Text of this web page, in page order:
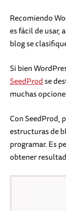
Recomiendo
es fácil de usar,
blog se
Si bien
SeedProdse
muchas
Con SeedProd,
estructuras de
programar. Es
obtener